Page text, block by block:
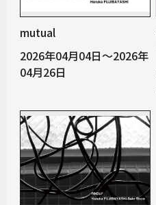
mutual
2026年04月04日～2026年
04月26日